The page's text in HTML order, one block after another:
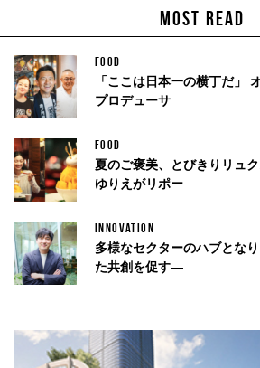
MOST READ
FOOD
「ここは日本一の横丁だ」
プロデューサ
FOOD
夏のご褒美、とびきりリュ
ゆりえがリポー
INNOVATION
多様なセクターのハブとな
た共創を促す—